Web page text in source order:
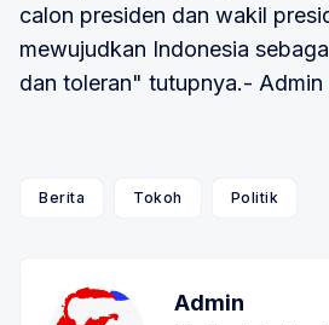
calon presiden dan wakil
mewujudkan Indonesia
dan toleran" tutupnya.- Admin
Berita Tokoh Politik
Admin